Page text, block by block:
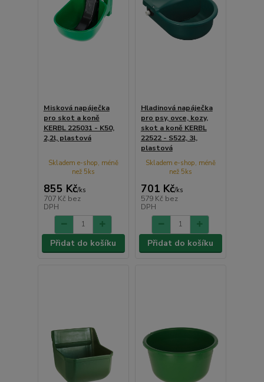
Misková napáječka
pro skot a koně
KERBL 225031 - K50,
2,2l, plastová
855 Kč/ks
707 Kč bez
DPH
Skladem e-shop, méně
než 5ks
Přidat do košíku
Hladinová napáječka
pro psy, ovce, kozy,
skot a koně KERBL
22522 - S522, 3l,
plastová
701 Kč/ks
579 Kč bez
DPH
Skladem e-shop, méně
než 5ks
Přidat do košíku